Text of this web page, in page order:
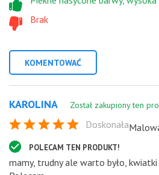
Brak
KOMENTOWAĆ
KAROLINA Został zakupiony ten
Doskonała
POLECAM TEN PRODUKT!
mamy, trudny ale warto było,